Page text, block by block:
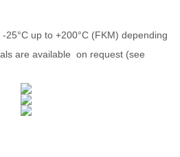
25°C up to +200°C (FKM) depending
are available on request (see